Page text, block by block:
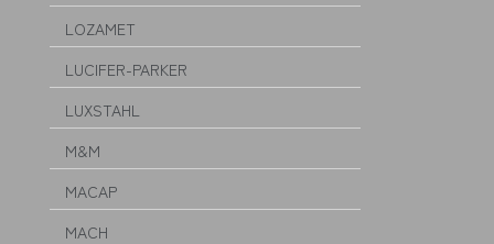
LOZAMET
LUCIFER-PARKER
LUXSTAHL
M&M
MACAP
MACH